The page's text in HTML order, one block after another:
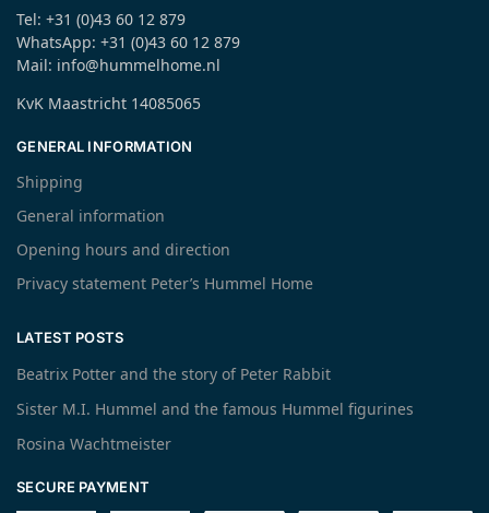
Tel: +31 (0)43 60 12 879
WhatsApp: +31 (0)43 60 12 879
Mail: info@hummelhome.nl
KvK Maastricht 14085065
GENERAL INFORMATION
Shipping
General information
Opening hours and direction
Privacy statement Peter’s Hummel Home
LATEST POSTS
Beatrix Potter and the story of Peter Rabbit
Sister M.I. Hummel and the famous Hummel figurines
Rosina Wachtmeister
SECURE PAYMENT